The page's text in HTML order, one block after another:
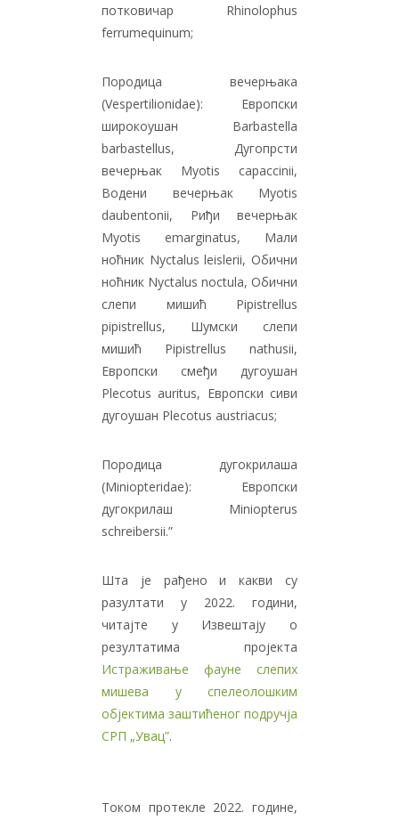
потковичар Rhinolophus
ferrumequinum;
Породица вечерњака
(Vespertilionidae): Европски
широкоушан Barbastella
barbastellus, Дугопрсти
вечерњак Myotis capaccinii,
Водени вечерњак Myotis
daubentonii, Риђи вечерњак
Myotis emarginatus, Мали
ноћник Nyctalus leislerii, Обични
ноћник Nyctalus noctula, Обични
слепи мишић Pipistrellus
pipistrellus, Шумски слепи
мишић Pipistrellus nathusii,
Европски смеђи дугоушан
Plecotus auritus, Европски сиви
дугоушан Plecotus austriacus;
Породица дугокрилаша
(Miniopteridae): Европски
дугокрилаш Miniopterus
schreibersii.”
Шта је рађено и какви су
разултати у 2022. години,
читајте у Извештају о
резултатима пројекта
Истраживање фауне слепих
мишева у спелеолошким
објектима заштићеног подручја
СРП „Увац”.
Током протекле 2022. године,